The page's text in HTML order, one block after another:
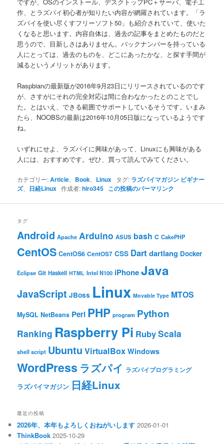
作、とラズパイ初心者が知りたい内容が網羅されています。「ラ
ズパイを使い尽くすフリーソフト50」も紹介されていて、使いた
くなると思います。内容自体は、過去の記事をまとめたものだと
思うので、目新しさはありません。バックナンバーを持っている
人にとっては、過去のものを、どこにあったかな、と探す手間が
減るというメリットがあります。
Raspbianの最新版が2016年9月23日にリリースされているのです
が、さすがにそれの完全対応は間に合わなかったとのことでし
た。とはいえ、できる範囲でサポートしているそうです。いまみ
たら、NOOBSの最新は2016年10月05日版になっているようです
ね。
いずれにせよ、ラズパイに興味があって、Linuxにも興味がある
人には、おすすめです。ぜひ、買って読んでみてください。
カテゴリー:Article Book Linux タグ: ラズパイマガジン ビギナー
ズ、 日経Linux 作成者:hiro345 この投稿のパーマリンク
タグ
Android Apache Arduino ASUS bash C CakePHP
CentOS CentOS6 CentOS7 CSS Dart dartlang Docker
Eclipse Git Haskell HTML Intel N100 iPhoneJava
JavaScript JBoss Linux Movable Type MTOS
MySQL NetBeans Perl PHP program Python
Ranking Raspberry Pi RubyScala
shell script Ubuntu VirtualBox Windows
WordPress ラズパイ ラズパイプログラミング
ラズパイマガジン 日経Linux
最近の投稿
2026年、本年もよろしくおねがいします 2026-01-01
ThinkBook 2025-10-29